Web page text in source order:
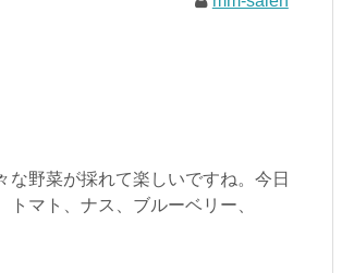
野菜が採れて楽しいですね。今日
マト、ナス、ブルーベリー、